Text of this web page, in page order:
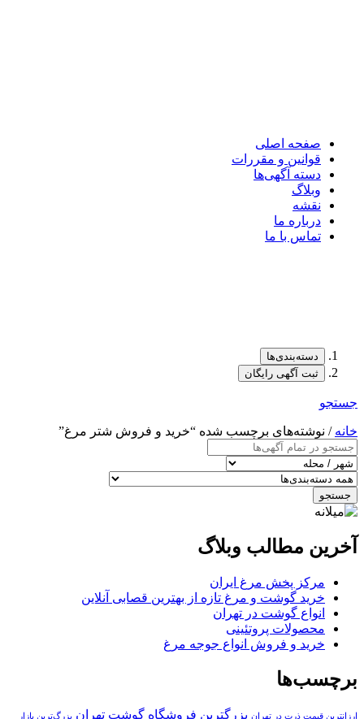
صفحه اصلی
قوانین و مقررات
دسته آگهی‌ها
وبلاگ
نقشه
درباره ما
تماس با ما
دسته‌بندی‌ها
ثبت آگهی رایگان
جستجو
خانه / نوشته‌های برچسب شده “خرید و فروش شتر مرغ”
جستجو
آخرین مطالب وبلاگ
مرکز پخش مرغ ایران
خرید گوشت و مرغ تازه از بهترین قصابی آنلاین
انواع گوشت در تهران
محصولات پروتئینی
خرید و فروش انواع جوجه مرغ
برچسب‌ها
ارزانترین قیمت ذرت در تهران بزرگترین فروشگاه گوشت تهران بزرگ‌ترین بازار